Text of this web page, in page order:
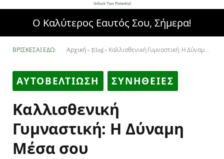
Ο Καλύτερος Εαυτός Σου, Σήμερα!
ΒΡΊΣΚΕΣΑΙ ΕΔΏ: Αρχική» Blog» Καλλισθενική Γυμναστική: Η Δύναμη Μέσα σου
ΑΥΤΟΒΕΛΤΙΩΣΗ ΣΥΝΗΘΕΙΕΣ
Καλλισθενική
Γυμναστική: Η Δύναμη
Μέσα σου